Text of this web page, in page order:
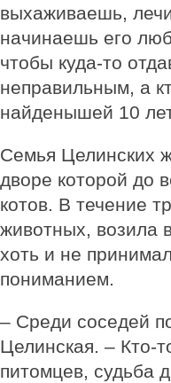
выхаживаешь,
начинаешь его
чтобы куда-то
неправильным, а
найденышей 10
Семья Целинских
дворе которой до
котов. В течение
животных, возила
хоть и не
пониманием.
– Среди соседей
Целинская. – Кто-
питомцев, судьба